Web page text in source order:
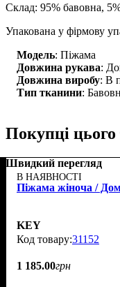
Склад: 95% бавовна,
Упакована у фірмову
Модель: Піжама
Довжина рукава:
Довжина виробу: В
Тип тканини:
Покупці
Швидкий перегляд
В НАЯВНОСТІ
Піжама жіноча /
KEY
31152
1 185.00грн